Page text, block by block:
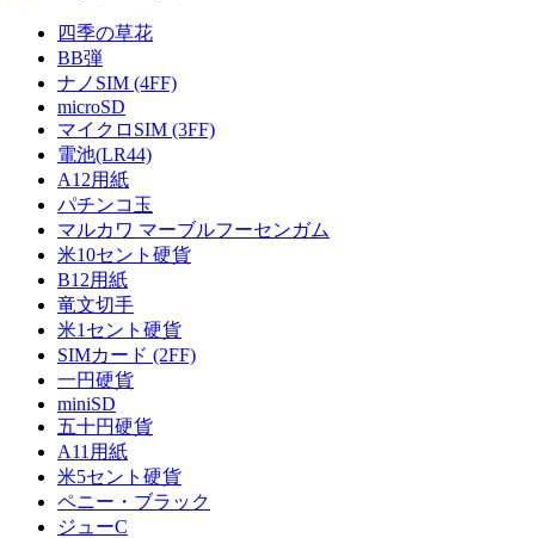
四季の草花
BB弾
ナノSIM (4FF)
microSD
マイクロSIM (3FF)
電池(LR44)
A12用紙
パチンコ玉
マルカワ マーブルフーセンガム
米10セント硬貨
B12用紙
竜文切手
米1セント硬貨
SIMカード (2FF)
一円硬貨
miniSD
五十円硬貨
A11用紙
米5セント硬貨
ペニー・ブラック
ジューC